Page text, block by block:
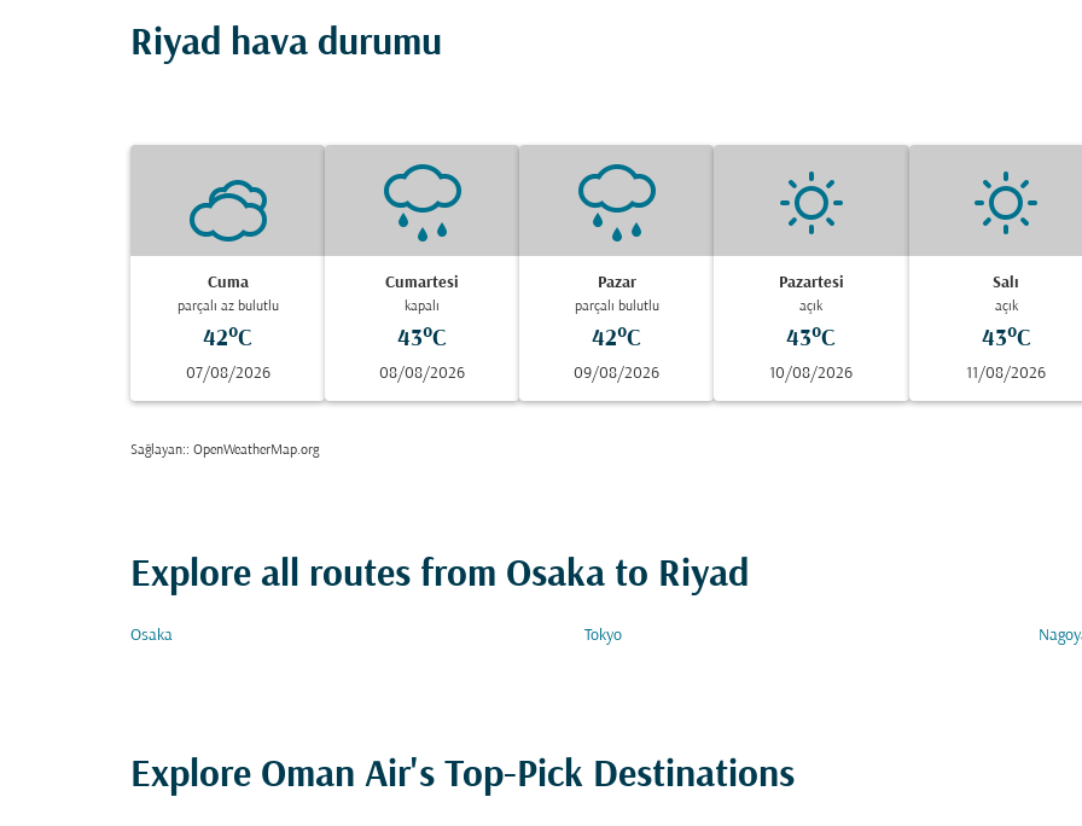
Riyad hava durumu
Cuma
parçalı az bulutlu
42°C
07/08/2026
Cumartesi
kapalı
43°C
08/08/2026
Pazar
parçalı bulutlu
42°C
09/08/2026
Pazartesi
açık
43°C
10/08/2026
Salı
açık
43°C
11/08/2026
Sağlayan:: OpenWeatherMap.org
Explore all routes from Osaka to Riyad
Osaka Tokyo
Explore Oman Air's Top-Pick Destinations